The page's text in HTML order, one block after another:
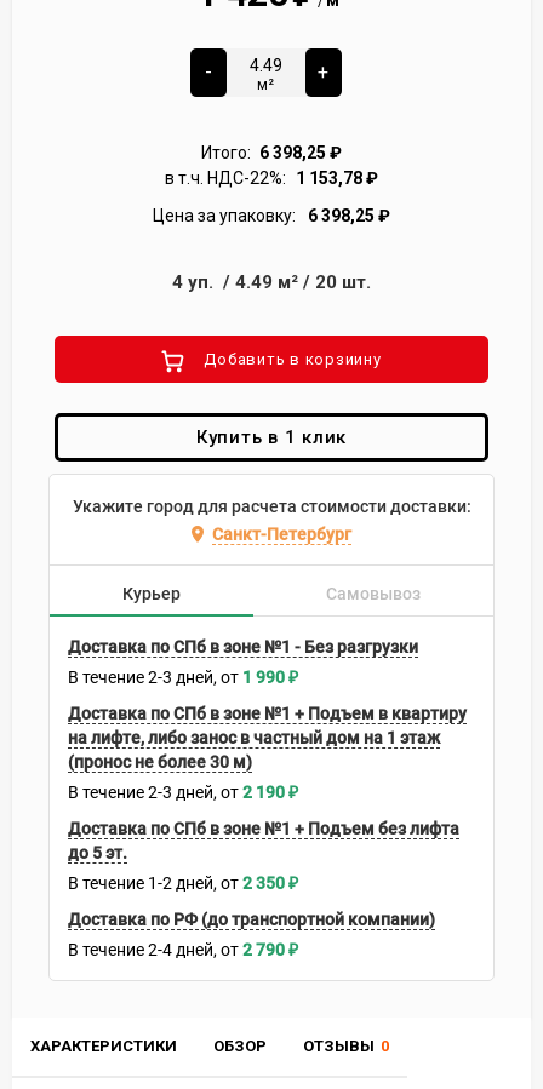
ХАРАКТЕРИСТИКИ ОБЗОР ОТЗЫВЫ 0
-
м²
+
Итого: 6 398,25 ₽
в т.ч. НДС-22%:
1 153,78₽
Цена за упаковку:
6 398,25 ₽
4 уп. / 4.49 м² / 20 шт.
Добавить в корзиину
Купить в 1 клик
Укажите город для расчета стоимости доставки:
Санкт-Петербург
Курьер Самовывоз
Доставка по СПб в зоне №1 - Без разгрузки
В течение2-3 дней 1 990₽
Доставка по СПб в зоне №1 + Подъем в квартиру
на лифте, либо занос в частный дом на 1 этаж
(пронос не более 30 м)
В течение2-3 дней 2 190₽
Доставка по СПб в зоне №1 + Подъем без лифта
до 5 эт.
В течение 1-2 дней 2 350₽
Доставка по РФ (до транспортной компании)
В течение2-4 дней 2 790₽